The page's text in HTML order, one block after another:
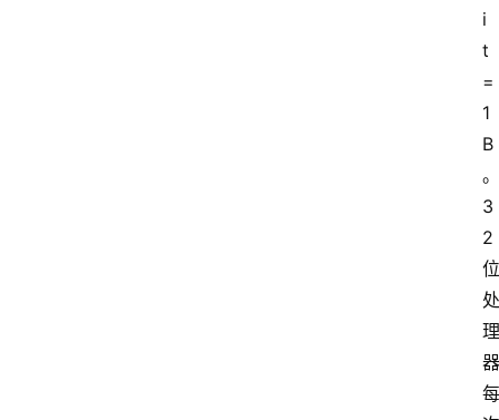
i
t
=
1
B
。
3
2
位
处
理
器
每